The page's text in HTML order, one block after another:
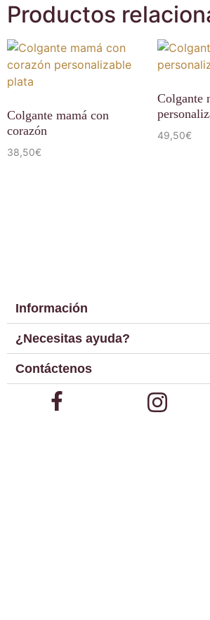
Productos
Colgante mamá con
corazón
38,50€
Colgante
49,50€
Información
¿Necesitas ayuda?
Contáctenos